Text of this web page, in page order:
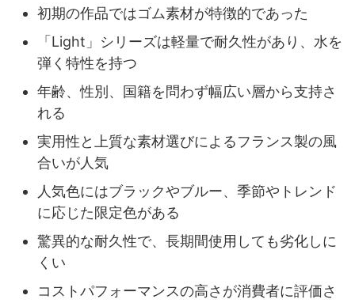
初期の作品ではゴム素材が特徴的であった
「Light」シリーズは軽量で耐久性があり、水を
弾く特性を持つ
年齢、性別、国籍を問わず幅広い層から支持さ
れる
実用性と上質な素材選びによるフランス製の風
合いが人気
人気色にはブラックやブルー、季節やトレンド
に応じた限定色がある
驚異的な耐久性で、長期間使用しても劣化しに
くい
コストパフォーマンスの高さが消費者に評価さ